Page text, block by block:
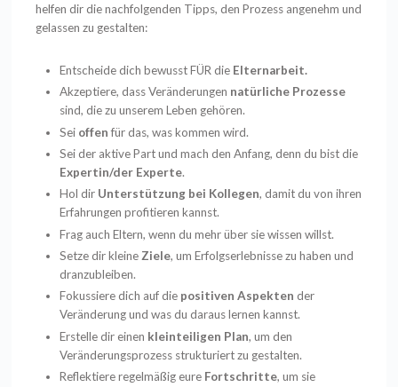
helfen dir die nachfolgenden Tipps, den Prozess angenehm und
gelassen zu gestalten:
Entscheide dich bewusst FÜR die Elternarbeit.
Akzeptiere, dass Veränderungen natürliche Prozesse
sind, die zu unserem Leben gehören.
Sei offenfür das, was kommen wird.
Sei der aktive Part und mach den Anfang, denn du bist die
Expertin/der Experte.
Hol dir Unterstützung bei Kollegen, damit du von ihren
Erfahrungen profitieren kannst.
Frag auch Eltern, wenn du mehr über sie wissen willst.
Setze dir kleine Ziele, um Erfolgserlebnisse zu haben und
dranzubleiben.
Fokussiere dich auf die positiven Aspekten der
Veränderung und was du daraus lernen kannst.
Erstelle dir einen kleinteiligen Plan, um den
Veränderungsprozess strukturiert zu gestalten.
Reflektiere regelmäßig eure Fortschritte, um sie